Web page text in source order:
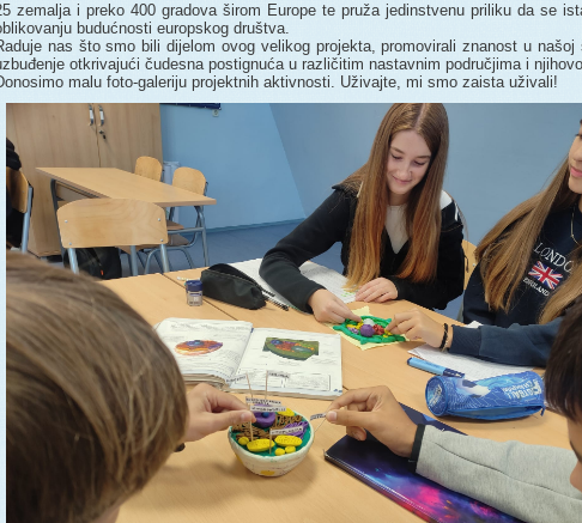
zemalja i preko 400 gradova širom Europe te pruža jedinstvenu priliku da se
budućnosti europskog društva.
nas što smo bili dijelom ovog velikog projekta, promovirali znanost u
otkrivajući čudesna postignuća u različitim nastavnim područjima i
malu foto-galeriju projektnih aktivnosti. Uživajte, mi smo zaista uživali!